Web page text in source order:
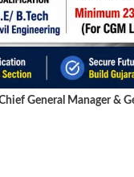
General Manager &